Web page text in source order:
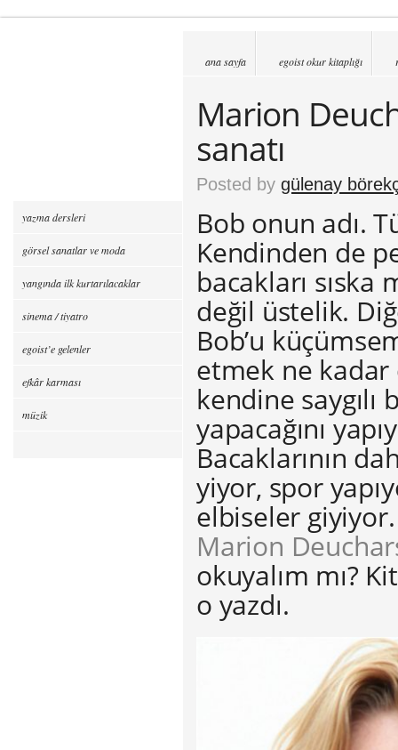
ana sayfa egoist okur kitaplığı
Marion
sanatı
Posted by gülenay
Bob onun adı.
Kendinden de
bacakları sıska
değil üstelik.
Bob’u
etmek ne kadar
kendine
yapacağını
Bacaklarının
yiyor, spor
elbiseler
Marion
okuyalım mı?
o yazdı.
yazma dersleri
görsel sanatlar ve moda
yangında ilk kurtarılacaklar
sinema / tiyatro
egoist’e gelenler
efkâr karması
müzik